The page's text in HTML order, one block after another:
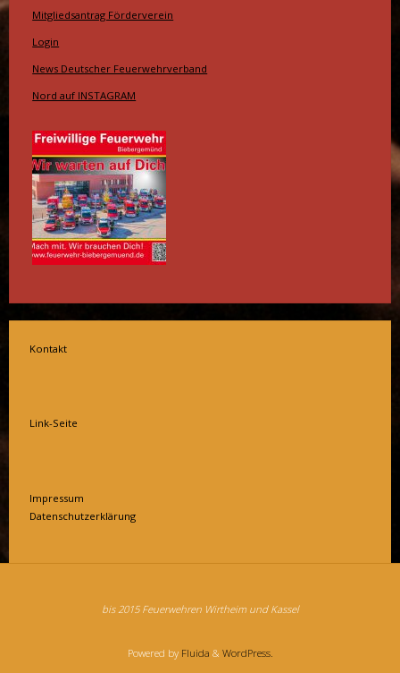
Mitgliedsantrag Förderverein
Login
News Deutscher Feuerwehrverband
Nord auf INSTAGRAM
Kontakt
Link-Seite
Impressum
Datenschutzerklärung
bis 2015 Feuerwehren Wirtheim und Kassel
Powered byFluida & WordPress.